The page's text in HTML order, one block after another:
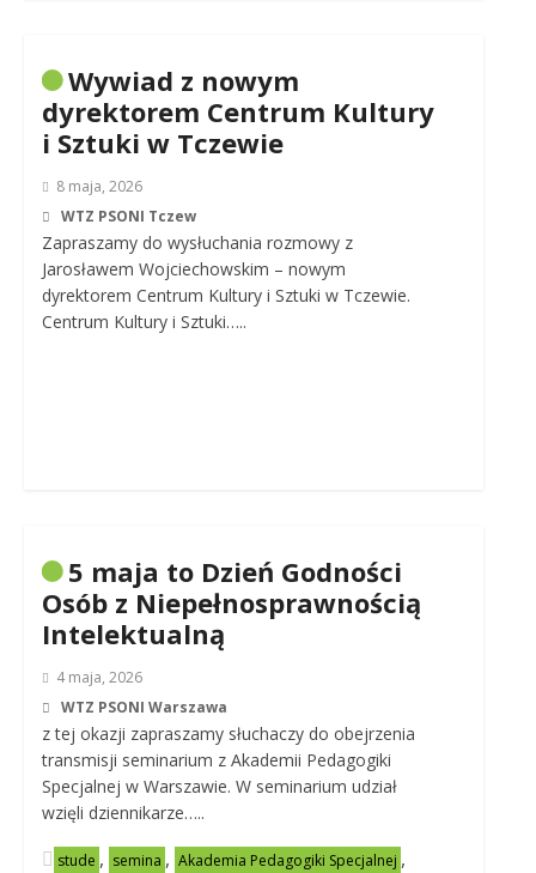
Wywiad z nowym
dyrektorem Centrum Kultury
i Sztuki w Tczewie
8 maja, 2026
WTZ PSONI Tczew
Zapraszamy do wysłuchania rozmowy z
Jarosławem Wojciechowskim – nowym
dyrektorem Centrum Kultury i Sztuki w Tczewie.
Centrum Kultury i Sztuki…..
5 maja to Dzień Godności
Osób z Niepełnosprawnością
Intelektualną
4 maja, 2026
WTZ PSONI Warszawa
z tej okazji zapraszamy słuchaczy do obejrzenia
transmisji seminarium z Akademii Pedagogiki
Specjalnej w Warszawie. W seminarium udział
wzięli dziennikarze…..
stude , semina , Akademia Pedagogiki Specjalnej ,